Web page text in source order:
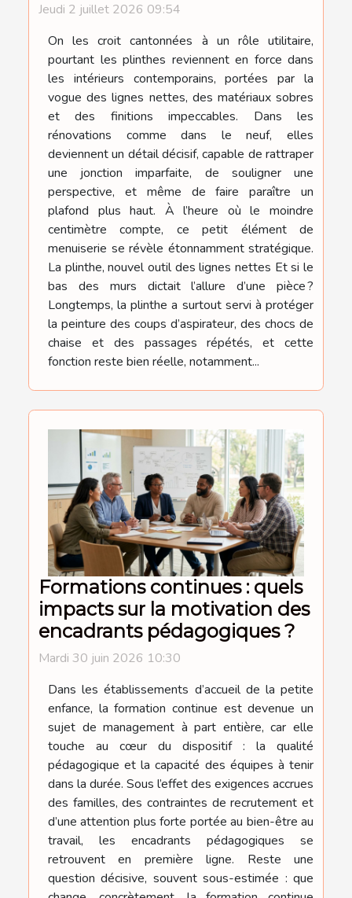
Jeudi 2 juillet 2026 09:54
On les croit cantonnées à un rôle utilitaire,
pourtant les plinthes reviennent en force dans
les intérieurs contemporains, portées par la
vogue des lignes nettes, des matériaux sobres
et des finitions impeccables. Dans les
rénovations comme dans le neuf, elles
deviennent un détail décisif, capable de rattraper
une jonction imparfaite, de souligner une
perspective, et même de faire paraître un
plafond plus haut. À l’heure où le moindre
centimètre compte, ce petit élément de
menuiserie se révèle étonnamment stratégique.
La plinthe, nouvel outil des lignes nettes Et si le
bas des murs dictait l’allure d’une pièce ?
Longtemps, la plinthe a surtout servi à protéger
la peinture des coups d’aspirateur, des chocs de
chaise et des passages répétés, et cette
fonction reste bien réelle, notamment...
Formations continues : quels
impacts sur la motivation des
encadrants pédagogiques ?
Mardi 30 juin 2026 10:30
Dans les établissements d’accueil de la petite
enfance, la formation continue est devenue un
sujet de management à part entière, car elle
touche au cœur du dispositif : la qualité
pédagogique et la capacité des équipes à tenir
dans la durée. Sous l’effet des exigences accrues
des familles, des contraintes de recrutement et
d’une attention plus forte portée au bien-être au
travail, les encadrants pédagogiques se
retrouvent en première ligne. Reste une
question décisive, souvent sous-estimée : que